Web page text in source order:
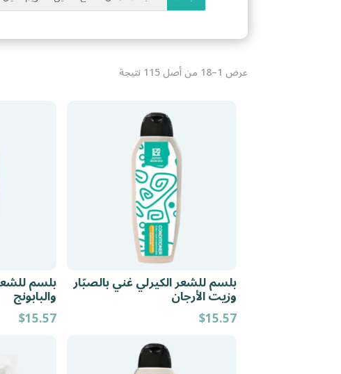
عرض 1–18 من أصل 115 نتيجة
بلسم للشعر الكيرلي غني بالصبّار
وزيت الأرجان
$15.57
بلسم
والبابونج
$15.57